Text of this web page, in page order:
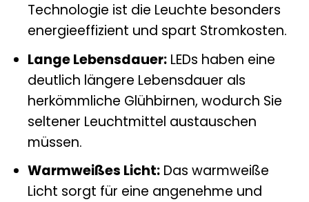
Technologie ist die Leuchte besonders
energieeffizient und spart Stromkosten.
Lange Lebensdauer:LEDs haben eine
deutlich längere Lebensdauer als
herkömmliche Glühbirnen, wodurch Sie
seltener Leuchtmittel austauschen
müssen.
Warmweißes Licht:Das warmweiße
Licht sorgt für eine angenehme und